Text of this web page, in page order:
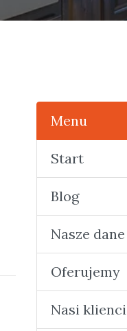
Menu
Start
Blog
Nasze dane
Oferujemy
Nasi klienci